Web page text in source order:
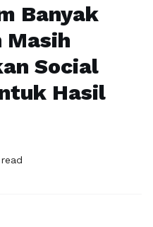
Banyak
Masih
Social
Hasil